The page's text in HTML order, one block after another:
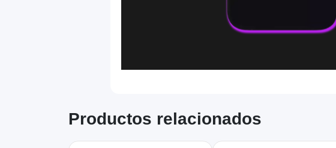
Productos relacionados